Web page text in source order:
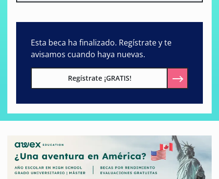
Esta beca ha finalizado. Regístrate y te
avisamos cuando haya nuevas.
Regístrate ¡GRATIS!